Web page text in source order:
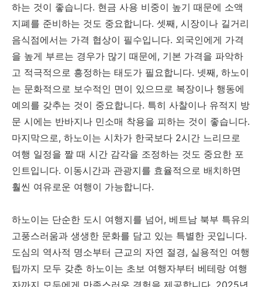
하는 것이 좋습니다. 현금 사용 비중이 높기 때문에 소액
지폐를 준비하는 것도 중요합니다. 셋째, 시장이나 길거리
음식점에서는 가격 협상이 필수입니다. 외국인에게 가격
을 높게 부르는 경우가 많기 때문에, 기본 가격을 파악하
고 적극적으로 흥정하는 태도가 필요합니다. 넷째, 하노이
는 문화적으로 보수적인 면이 있으므로 복장이나 행동에
예의를 갖추는 것이 중요합니다. 특히 사찰이나 유적지 방
문 시에는 반바지나 민소매 착용을 피하는 것이 좋습니다.
마지막으로, 하노이는 시차가 한국보다 2시간 느리므로
여행 일정을 짤 때 시간 감각을 조정하는 것도 중요한 포
인트입니다. 이동시간과 관광지를 효율적으로 배치하면
훨씬 여유로운 여행이 가능합니다.
하노이는 단순한 도시 여행지를 넘어, 베트남 북부 특유의
고풍스러움과 생생한 문화를 담고 있는 특별한 곳입니다.
도심의 역사적 명소부터 근교의 자연 절경, 실용적인 여행
팁까지 모두 갖춘 하노이는 초보 여행자부터 베테랑 여행
자까지 모두에게 만족스러운 경험을 제공합니다. 2025년